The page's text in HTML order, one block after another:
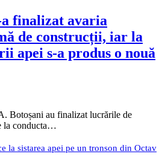
finalizat avaria
de construcții, iar la
apei s-a produs o nouă
Botoșani au finalizat lucrările de
la conducta…
la sistarea apei pe un tronson din Octav